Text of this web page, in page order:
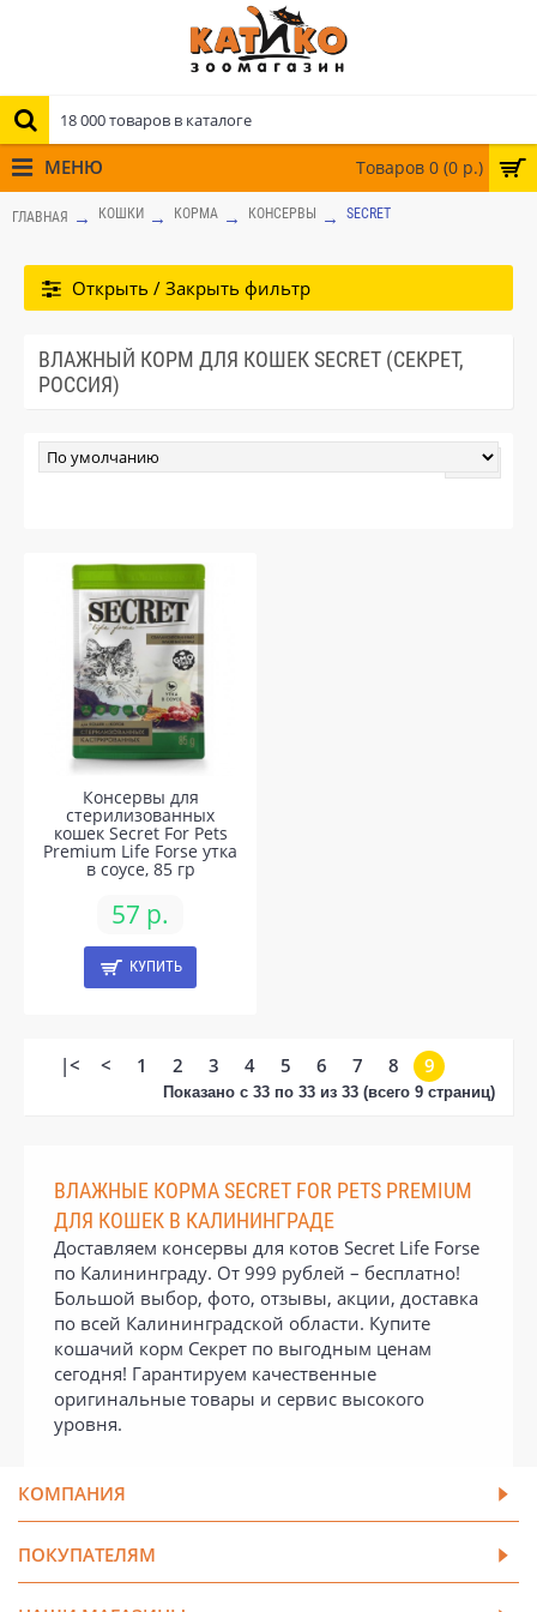
Товаров 0 (0 р.)
МЕНЮ
ГЛАВНАЯ КОШКИ КОРМА КОНСЕРВЫ SECRET
Открыть / Закрыть фильтр
ВЛАЖНЫЙ КОРМ ДЛЯ КОШЕК SECRET (СЕКРЕТ,
РОССИЯ)
Консервы для
стерилизованных
кошек Secret For Pets
Premium Life Forse утка
в соусе, 85 гр
57 р.
КУПИТЬ
|< < 1 2 3 4 5 6 7 8 9
Показано с 33 по 33 из 33 (всего 9 страниц)
ВЛАЖНЫЕ КОРМА SECRET FOR PETS PREMIUM
ДЛЯ КОШЕК В КАЛИНИНГРАДЕ
Доставляем консервы для котов Secret Life Forse
по Калининграду. От 999 рублей – бесплатно!
Большой выбор, фото, отзывы, акции, доставка
по всей Калининградской области. Купите
кошачий корм Секрет по выгодным ценам
сегодня! Гарантируем качественные
оригинальные товары и сервис высокого
уровня.
КОМПАНИЯ
ПОКУПАТЕЛЯМ